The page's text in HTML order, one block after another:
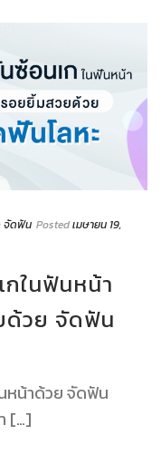
จัดฟัน Postedเมษายน 19,
ในฟันหน้า
ด้วย จัดฟัน
หน้าด้วย จัดฟัน
[…]